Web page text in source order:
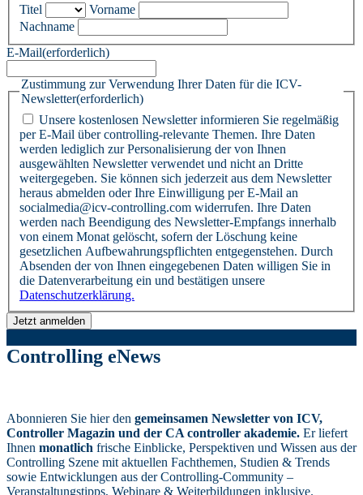
Titel
Vorname
Nachname
E-Mail(erforderlich)
Zustimmung zur Verwendung Ihrer Daten für die ICV-
Newsletter(erforderlich)
Unsere kostenlosen Newsletter informieren Sie regelmäßig
per E-Mail über controlling-relevante Themen. Ihre Daten
werden lediglich zur Personalisierung der von Ihnen
ausgewählten Newsletter verwendet und nicht an Dritte
weitergegeben. Sie können sich jederzeit aus dem Newsletter
heraus abmelden oder Ihre Einwilligung per E-Mail an
socialmedia@icv-controlling.com widerrufen. Ihre Daten
werden nach Beendigung des Newsletter-Empfangs innerhalb
von einem Monat gelöscht, sofern der Löschung keine
gesetzlichen Aufbewahrungspflichten entgegenstehen. Durch
Absenden der von Ihnen eingegebenen Daten willigen Sie in
die Datenverarbeitung ein und bestätigen unsere
Datenschutzerklärung.
Controlling eNews
Abonnieren Sie hier den gemeinsamen Newsletter von ICV,
Controller Magazin und der CA controller akademie. Er liefert
Ihnen monatlich frische Einblicke, Perspektiven und Wissen aus der
Controlling Szene mit aktuellen Fachthemen, Studien & Trends
sowie Entwicklungen aus der Controlling-Community –
Veranstaltungstipps, Webinare & Weiterbildungen inklusive.